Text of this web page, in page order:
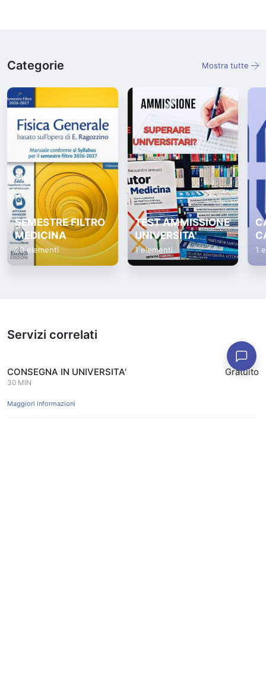
Categorie Mostra tutte
SEMESTRE FILTRO
MEDICINA
20 elementi
TEST AMMISSIONE
UNIVERSITA'
1 elementi 1
Servizi correlati
CONSEGNA IN UNIVERSITA'
30 MIN
Gratuito
Maggiori informazioni